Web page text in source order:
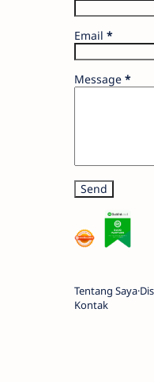
Email *
Message *
Tentang Saya
Kontak